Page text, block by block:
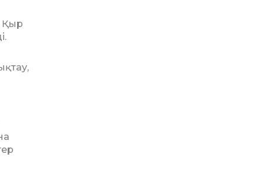
Қыр